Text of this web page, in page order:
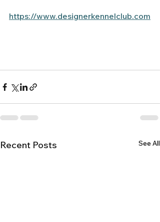
https://www.designerkennelclub.com
Recent Posts See All